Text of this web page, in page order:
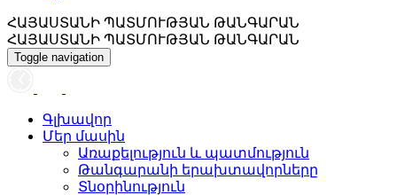
ՀԱՅԱՍՏԱՆԻ ՊԱՏՄՈՒԹՅԱՆ ԹԱՆԳԱՐԱՆ
ՀԱՅԱՍՏԱՆԻ ՊԱՏՄՈՒԹՅԱՆ ԹԱՆԳԱՐԱՆ
Toggle navigation
Գլխավոր
Մեր մասին
Առաքելություն և պատմություն
Թանգարանի երախտավորները
Տնօրինություն